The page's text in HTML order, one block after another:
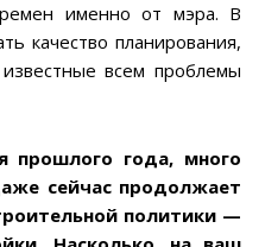
именно от мэра. В
качество планирования,
всем проблемы
прошлого года, много
сейчас продолжает
политики —